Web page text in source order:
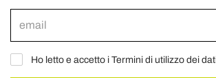
Ho letto e accetto i Termini di utilizzo dei